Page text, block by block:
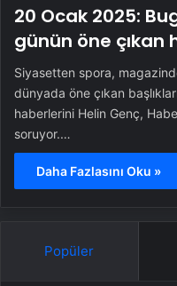
20 Ocak 2025:
günün öne çıkan
Siyasetten spora,
dünyada öne çıkan
haberlerini Helin Genç,
soruyor.…
Daha Fazlasını Oku »
Popüler